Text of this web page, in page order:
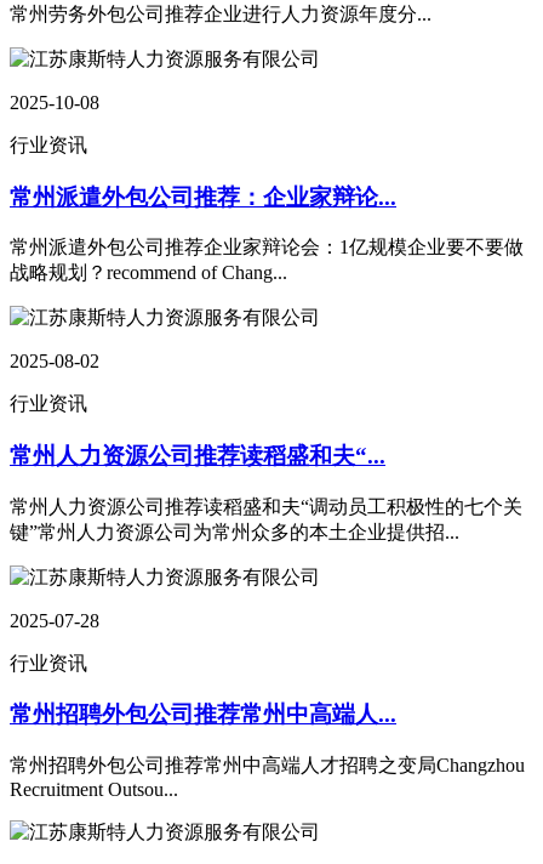
常州劳务外包公司推荐企业进行人力资源年度分...
2025-10-08
行业资讯
常州派遣外包公司推荐：企业家辩论...
常州派遣外包公司推荐企业家辩论会：1亿规模企业要不要做
战略规划？recommend of Chang...
2025-08-02
行业资讯
常州人力资源公司推荐读稻盛和夫“...
常州人力资源公司推荐读稻盛和夫“调动员工积极性的七个关
键”常州人力资源公司为常州众多的本土企业提供招...
2025-07-28
行业资讯
常州招聘外包公司推荐常州中高端人...
常州招聘外包公司推荐常州中高端人才招聘之变局Changzhou
Recruitment Outsou...